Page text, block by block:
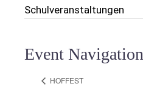
Schulveranstaltungen
Event Navigation
HOFFEST